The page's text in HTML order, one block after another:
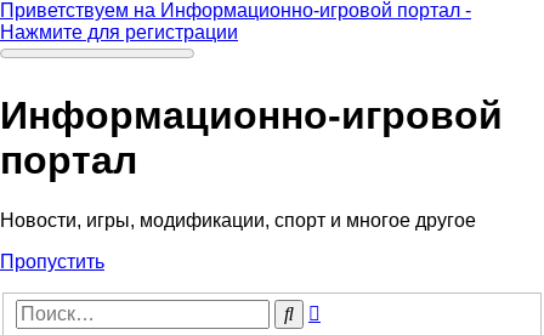
Приветствуем на Информационно-игровой портал -
Нажмите для регистрации
Информационно-игровой
портал
Новости, игры, модификации, спорт и многое другое
Пропустить
Поиск